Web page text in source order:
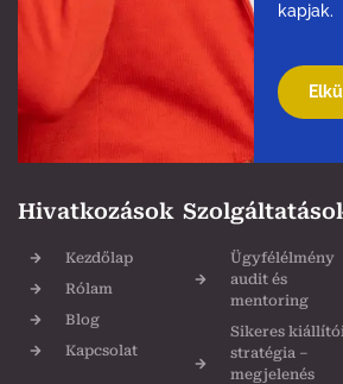
kapjak.
leave
this
field
empty.
Hivatkozások
Kezdőlap
Rólam
Blog
Kapcsolat
Ügyfélélmény
audit és
mentoring
Sikeres kiállítói
stratégia –
megjelenés